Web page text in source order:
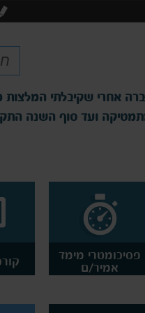
יכולה להשלים את
ההסבר עד שהוא נקלט
פסיכומטרי מימד
אמיר/ם